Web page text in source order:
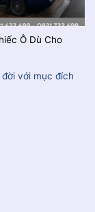
Ô Dù Cho
với mục đích